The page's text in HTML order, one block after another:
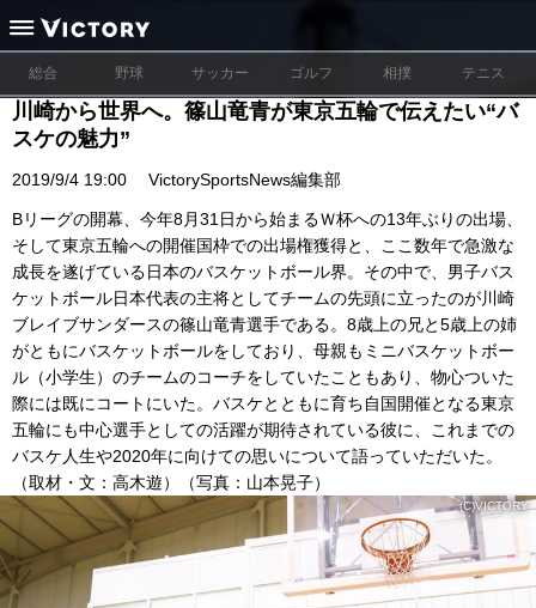
総合 野球 サッカー ゴルフ 相撲 テニス
川崎から世界へ。篠山竜青が東京五輪で伝えたい“バ
スケの魅力”
2019/9/4 19:00 VictorySportsNews編集部
Bリーグの開幕、今年8月31日から始まるＷ杯への13年ぶりの出場、
そして東京五輪への開催国枠での出場権獲得と、ここ数年で急激な
成長を遂げている日本のバスケットボール界。その中で、男子バス
ケットボール日本代表の主将としてチームの先頭に立ったのが川崎
ブレイブサンダースの篠山竜青選手である。8歳上の兄と5歳上の姉
がともにバスケットボールをしており、母親もミニバスケットボー
ル（小学生）のチームのコーチをしていたこともあり、物心ついた
際には既にコートにいた。バスケとともに育ち自国開催となる東京
五輪にも中心選手としての活躍が期待されている彼に、これまでの
バスケ人生や2020年に向けての思いについて語っていただいた。
（取材・文：高木遊）（写真：山本晃子）
(C)VICTORY